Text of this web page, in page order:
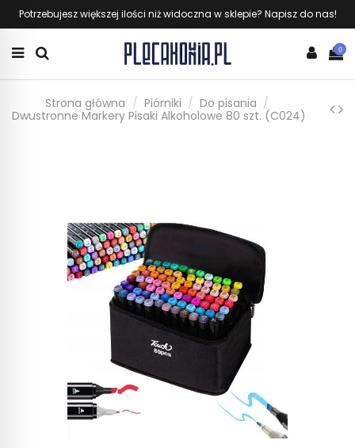
Potrzebujesz większej ilości niż widoczna w sklepie? Napisz do nas!
0
Strona główna Piórniki
Do pisania
Dwustronne Markery Pisaki Alkoholowe 80 szt. (C024)